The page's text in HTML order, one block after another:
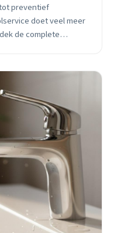
preventief
doet veel meer
de complete